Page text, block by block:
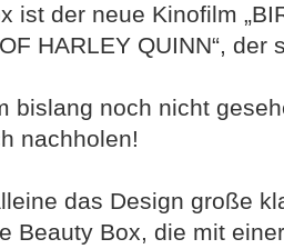
ist der neue Kinofilm
HARLEY QUINN“,
bislang noch nicht
nachholen!
das Design große
Beauty Box, die mit